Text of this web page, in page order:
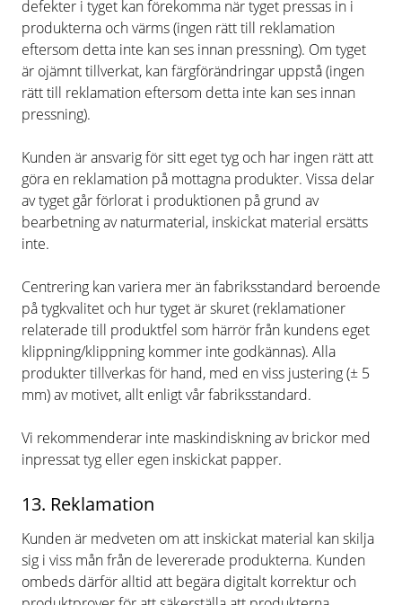
defekter i tyget kan förekomma när tyget pressas in i
produkterna och värms (ingen rätt till reklamation
eftersom detta inte kan ses innan pressning). Om tyget
är ojämnt tillverkat, kan färgförändringar uppstå (ingen
rätt till reklamation eftersom detta inte kan ses innan
pressning).
Kunden är ansvarig för sitt eget tyg och har ingen rätt att
göra en reklamation på mottagna produkter. Vissa delar
av tyget går förlorat i produktionen på grund av
bearbetning av naturmaterial, inskickat material ersätts
inte.
Centrering kan variera mer än fabriksstandard beroende
på tygkvalitet och hur tyget är skuret (reklamationer
relaterade till produktfel som härrör från kundens eget
klippning/klippning kommer inte godkännas). Alla
produkter tillverkas för hand, med en viss justering (± 5
mm) av motivet, allt enligt vår fabriksstandard.
Vi rekommenderar inte maskindiskning av brickor med
inpressat tyg eller egen inskickat papper.
13. Reklamation
Kunden är medveten om att inskickat material kan skilja
sig i viss mån från de levererade produkterna. Kunden
ombeds därför alltid att begära digitalt korrektur och